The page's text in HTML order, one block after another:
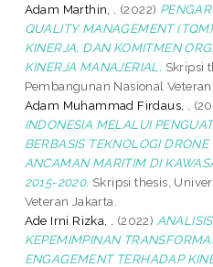
Adam Marthin, .
(2022)
QUALITY MANAGEMENT
KINERJA, DAN KOMITMEN
KINERJA MANAJERIAL. Skripsi
Pembangunan Nasional Veteran
Adam Muhammad Firdaus, .
INDONESIA MELALUI
BERBASIS TEKNOLOGI
ANCAMAN MARITIM DI
2015-2020. Skripsi thesis,
Veteran Jakarta.
Ade Irni Rizka, .
(2022)
KEPEMIMPINAN
ENGAGEMENT TERHADAP